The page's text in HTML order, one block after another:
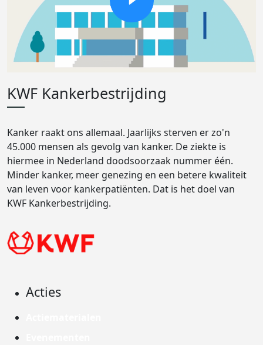
KWF Kankerbestrijding
Kanker raakt ons allemaal. Jaarlijks sterven er zo'n
45.000 mensen als gevolg van kanker. De ziekte is
hiermee in Nederland doodsoorzaak nummer één.
Minder kanker, meer genezing en een betere kwaliteit
van leven voor kankerpatiënten. Dat is het doel van
KWF Kankerbestrijding.
Acties